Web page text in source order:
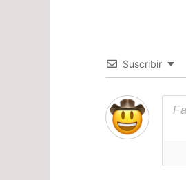
Suscribir